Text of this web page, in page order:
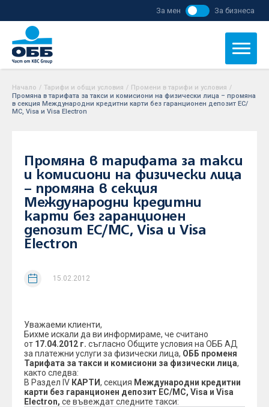
За мен За бизнеса
Начало / Тарифи и общи условия / Промени в тарифи и условия /
Промяна в тарифата за такси и комисиони на физически лица – промяна
в секция Международни кредитни карти без гаранционен депозит ЕС/
МС, Visa и Visa Electron
Промяна в тарифата за такси
и комисиони на физически лица
– промяна в секция
Международни кредитни
карти без гаранционен
депозит ЕС/МС, Visa и Visa
Electron
15.02.2012
Уважаеми клиенти,
Бихме искали да ви информираме, че считано
от 17.04.2012 г. съгласно Общите условия на ОББ АД
за платежни услуги за физически лица, ОББ променя
Тарифата за такси и комисиони за физически лица,
както следва:
В Раздел IV КАРТИ, секция Международни кредитни
карти без гаранционен депозит ЕС/МС, Visa и Visa
Electron, се въвеждат следните такси: